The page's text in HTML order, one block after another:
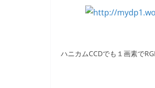
ハニカムCCDでも１画素で